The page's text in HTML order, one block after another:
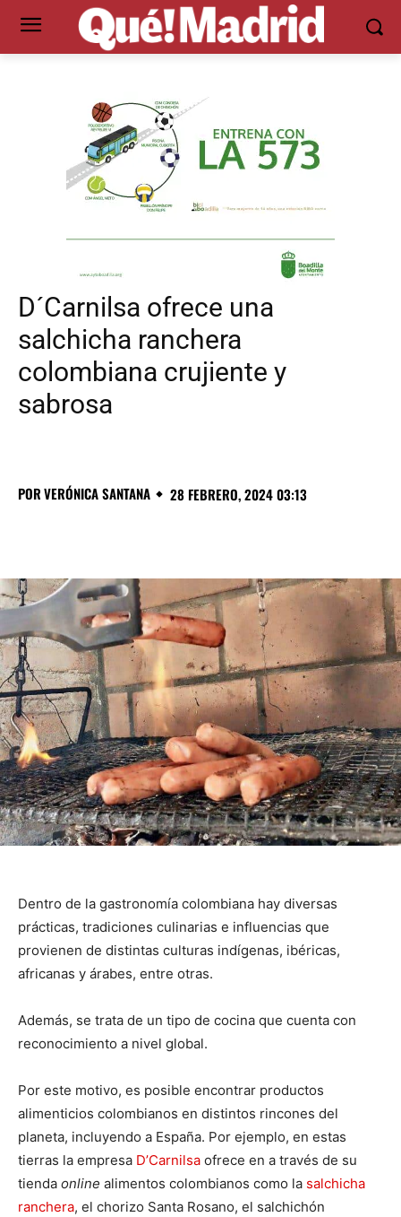
D´Carnilsa ofrece una
salchicha ranchera
colombiana crujiente y
sabrosa
PORVERÓNICA SANTANA 28 FEBRERO, 2024 03:13
Dentro de la gastronomía colombiana hay diversas
prácticas, tradiciones culinarias e influencias que
provienen de distintas culturas indígenas, ibéricas,
africanas y árabes, entre otras.
Además, se trata de un tipo de cocina que cuenta con
reconocimiento a nivel global.
Por este motivo, es posible encontrar productos
alimenticios colombianos en distintos rincones del
planeta, incluyendo a España. Por ejemplo, en estas
tierras la empresa D’Carnilsa ofrece en a través de su
tienda online alimentos colombianos como la salchicha
ranchera, el chorizo Santa Rosano, el salchichón